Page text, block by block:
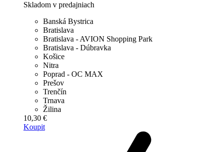
Skladom v predajniach
Banská Bystrica
Bratislava
Bratislava - AVION Shopping Park
Bratislava - Dúbravka
Košice
Nitra
Poprad - OC MAX
Prešov
Trenčín
Trnava
Žilina
10,30 €
Koupit